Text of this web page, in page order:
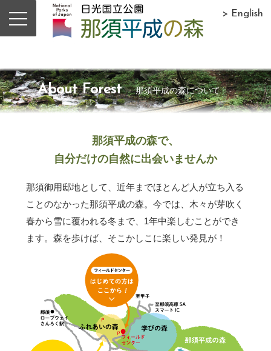
> English
About Forest 那須平成の森について
那須平成の森で、
自分だけの自然に出会いませんか
那須御用邸地として、近年までほとんど人が立ち入る
ことのなかった那須平成の森。今では、木々が芽吹く
春から雪に覆われる冬まで、1年中楽しむことができ
ます。森を歩けば、そこかしこに楽しい発見が！